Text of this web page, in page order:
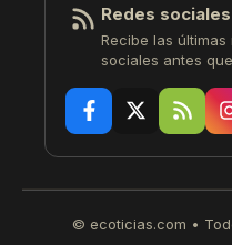
Redes sociales
Recibe las
sociales antes
© ecoticias.com •